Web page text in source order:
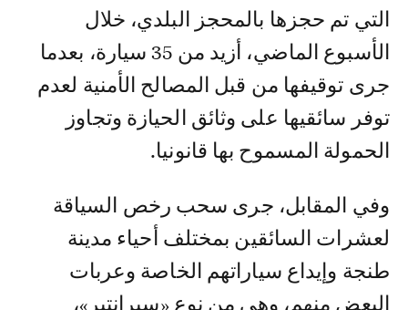
التي تم حجزها بالمحجز البلدي، خلال
الأسبوع الماضي، أزيد من 35 سيارة، بعدما
جرى توقيفها من قبل المصالح الأمنية لعدم
توفر سائقيها على وثائق الحيازة وتجاوز
الحمولة المسموح بها قانونيا.
وفي المقابل، جرى سحب رخص السياقة
لعشرات السائقين بمختلف أحياء مدينة
طنجة وإيداع سياراتهم الخاصة وعربات
البعض منهم، وهي من نوع «سبرانتير»،